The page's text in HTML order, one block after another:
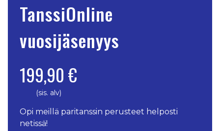
TanssiOnline
vuosijäsenyys
199,90 €
(sis. alv)
Opi meillä paritanssin perusteet helposti
netissä!